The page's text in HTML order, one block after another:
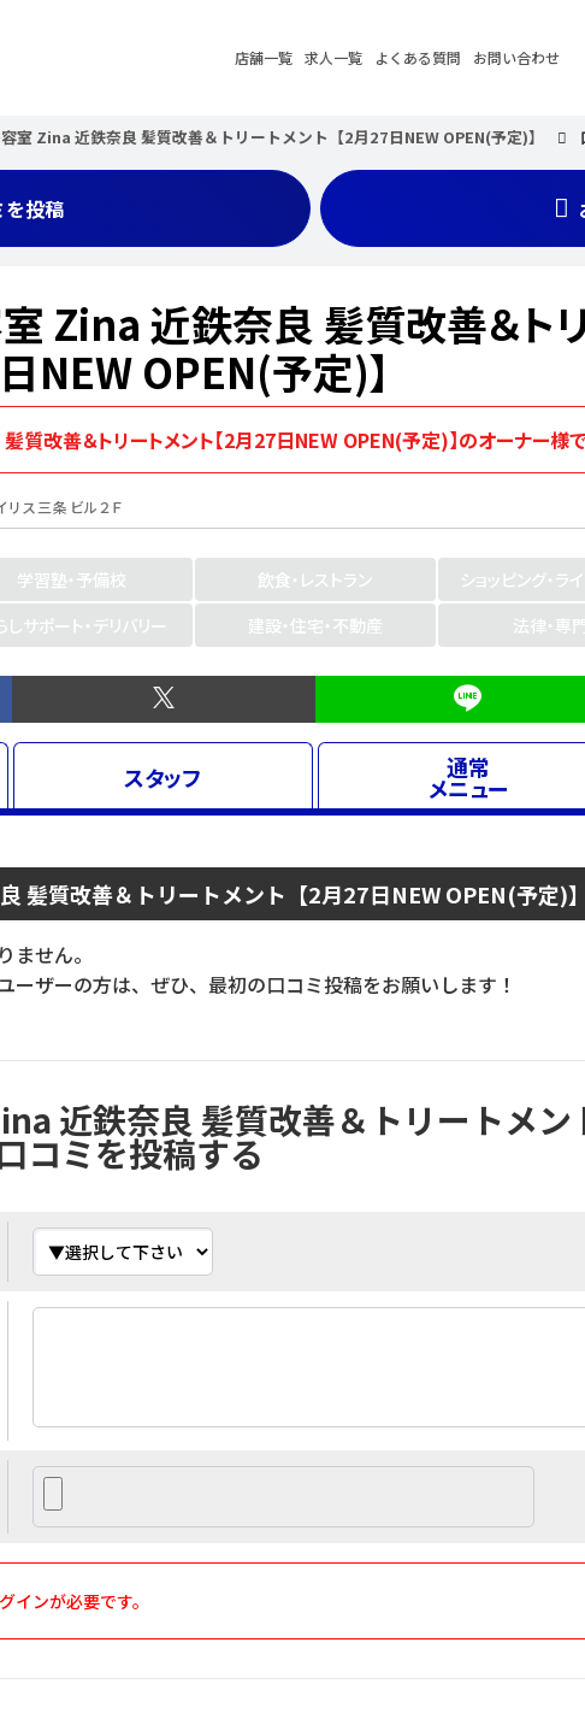
店舗一覧 求人一覧 よくある質問 お問い合わせ
室 Zina 近鉄奈良 髪質改善＆トリートメント【2月27日NEW OPEN(予定)】
を投稿
Zina 近鉄奈良 髪質改善＆ト
NEW OPEN(予定)】
改善＆トリートメント【2月27日NEW OPEN(予定)】のオーナー様
リス三条ビル２Ｆ
学習塾・予備校 飲食・レストラン
ショッピング・ラ
しサポート・デリバリー 建設・住宅・不動産 法律・専
スタッフ 通常
メニュー
髪質改善＆トリートメント【2月27日NEW OPEN(予定)
せん。
ザーの方は、ぜひ、最初の口コミ投稿をお願いします！
近鉄奈良 髪質改善＆トリートメ
コミを投稿する
インが必要です。